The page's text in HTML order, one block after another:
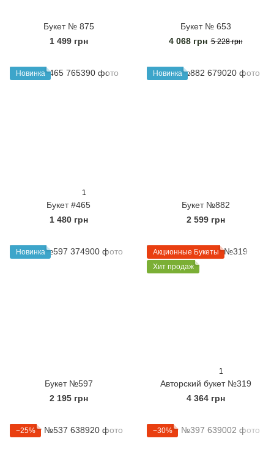
Букет № 875
1 499 грн
Букет № 653
4 068 грн 5 228 грн
Новинка
1
Букет #465
1 480 грн
Новинка
Букет №882
2 599 грн
Новинка
Букет №597
2 195 грн
Акционные Букеты
Хит продаж
1
Авторский букет №319
4 364 грн
−25% −30%